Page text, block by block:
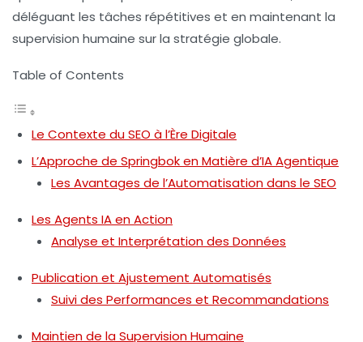
déléguant les tâches répétitives et en maintenant la
supervision humaine sur la stratégie globale.
Table of Contents
Le Contexte du SEO à l’Ère Digitale
L’Approche de Springbok en Matière d’IA Agentique
Les Avantages de l’Automatisation dans le SEO
Les Agents IA en Action
Analyse et Interprétation des Données
Publication et Ajustement Automatisés
Suivi des Performances et Recommandations
Maintien de la Supervision Humaine